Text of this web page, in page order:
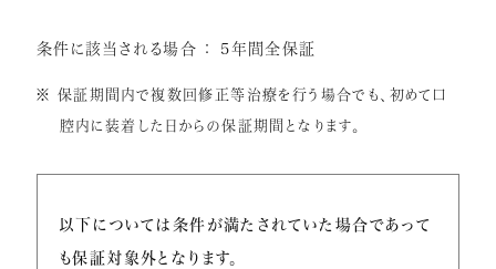
条件に該当される場合 ： 5年間全保証
※ 保証期間内で複数回修正等治療を行う場合でも、初めて口
腔内に装着した日からの保証期間となります。
以下については条件が満たされていた場合であって
も保証対象外となります。